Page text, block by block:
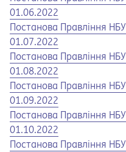
01.06.2022
Opens in a new tab
Opens a pdf
Постанова Правління
01.07.2022
Opens in a new tab
Opens a pdf
Постанова Правління
01.08.2022
Opens in a new tab
Opens a pdf
Постанова Правління
01.09.2022
Opens in a new tab
Opens a pdf
Постанова Правління
01.10.2022
Opens in a new tab
Opens a pdf
Постанова Правління